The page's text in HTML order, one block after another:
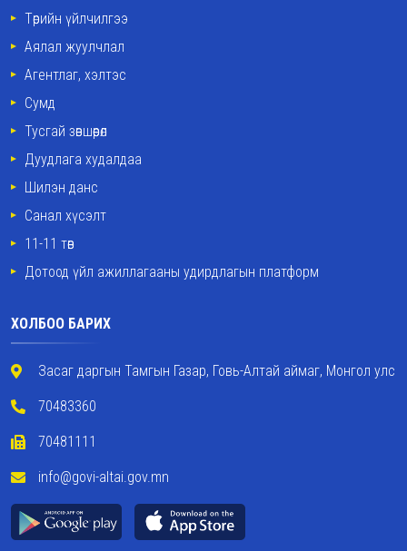
Төрийн үйлчилгээ
Аялал жуулчлал
Агентлаг, хэлтэс
Сумд
Тусгай зөвшөөрөл
Дуудлага худалдаа
Шилэн данс
Санал хүсэлт
11-11 төв
Дотоод үйл ажиллагааны удирдлагын платформ
ХОЛБОО БАРИХ
Засаг даргын Тамгын Газар, Говь-Алтай аймаг, Монгол улс
70483360
70481111
info@govi-altai.gov.mn